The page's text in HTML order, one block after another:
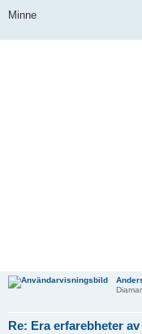
Minne
Re: Era erfarebheter